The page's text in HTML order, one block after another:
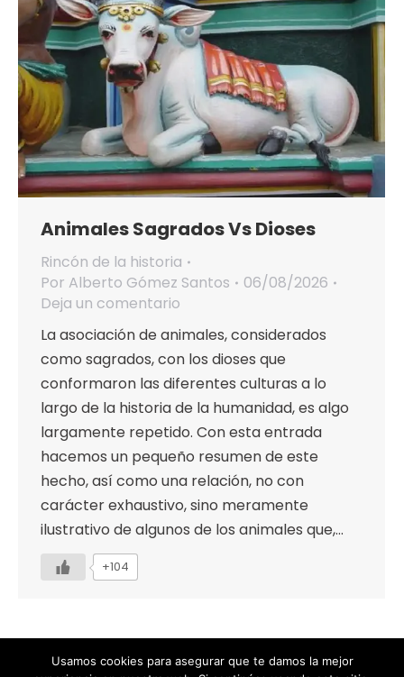
Animales Sagrados Vs Dioses
Rincón de la historia
Por Alberto Gómez Santos
06/08/2026
Deja un comentario
La asociación de animales, considerados
como sagrados, con los dioses que
conformaron las diferentes culturas a lo
largo de la historia de la humanidad, es algo
largamente repetido. Con esta entrada
hacemos un pequeño resumen de este
hecho, así como una relación, no con
carácter exhaustivo, sino meramente
ilustrativo de algunos de los animales que,…
+104
Usamos cookies para asegurar que te damos la mejor